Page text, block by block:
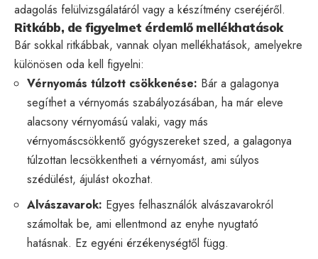
adagolás felülvizsgálatáról vagy a készítmény cseréjéről.
Ritkább, de figyelmet érdemlő mellékhatások
Bár sokkal ritkábbak, vannak olyan mellékhatások, amelyekre
különösen oda kell figyelni:
Vérnyomás túlzott csökkenése: Bár a galagonya
segíthet a vérnyomás szabályozásában, ha már eleve
alacsony vérnyomású valaki, vagy más
vérnyomáscsökkentő gyógyszereket szed, a galagonya
túlzottan lecsökkentheti a vérnyomást, ami súlyos
szédülést, ájulást okozhat.
Alvászavarok: Egyes felhasználók alvászavarokról
számoltak be, ami ellentmond az enyhe nyugtató
hatásnak. Ez egyéni érzékenységtől függ.